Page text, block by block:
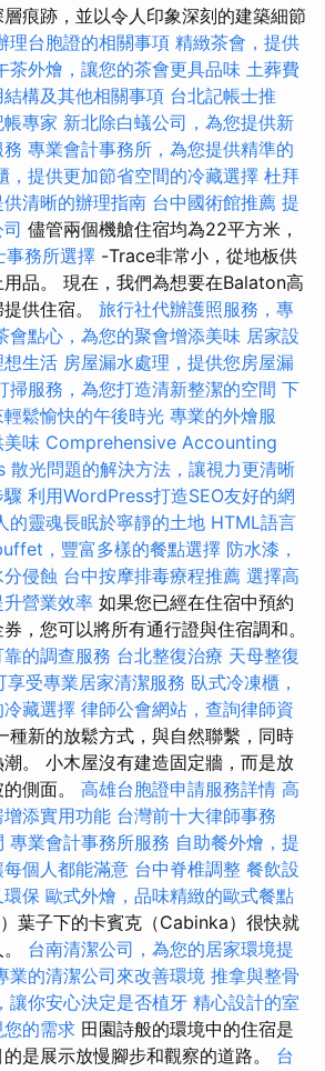
痕跡，並以令人印象深刻的建築細節
理台胞證的相關事項 精緻茶會，提供
茶外燴，讓您的茶會更具品味 土葬費
構及其他相關事項 台北記帳士推
專家 新北除白蟻公司，為您提供新
專業會計事務所，為您提供精準的
，提供更加節省空間的冷藏選擇 杜拜
清晰的辦理指南 台中國術館推薦 提
儘管兩個機艙住宿均為22平方米，
事務所選擇 -Trace非常小，從地板供
品。 現在，我們為想要在Balaton高
供住宿。 旅行社代辦護照服務，專
會點心，為您的聚會增添美味 居家設
生活 房屋漏水處理，提供您房屋漏
掃服務，為您打造清新整潔的空間 下
鬆愉快的午後時光 專業的外燴服
美味 Comprehensive Accounting
散光問題的解決方法，讓視力更清晰
利用WordPress打造SEO友好的網
的靈魂長眠於寧靜的土地 HTML語言
，豐富多樣的餐點選擇 防水漆，
侵蝕 台中按摩排毒療程推薦 選擇高
營業效率 如果您已經在住宿中預約
，您可以將所有通行證與住宿調和。
的調查服務 台北整復治療 天母整復
受專業居家清潔服務 臥式冷凍櫃，
藏選擇 律師公會網站，查詢律師資
種新的放鬆方式，與自然聯繫，同時
。 小木屋沒有建造固定牆，而是放
側面。 高雄台胞證申請服務詳情 高
添實用功能 台灣前十大律師事務
專業會計事務所服務 自助餐外燴，提
個人都能滿意 台中脊椎調整 餐飲設
環保 歐式外燴，品味精緻的歐式餐點
葉子下的卡賓克（Cabinka）很快就
台南清潔公司，為您的居家環境提
業的清潔公司來改善環境 推拿與整骨
讓你安心決定是否植牙 精心設計的室
的需求 田園詩般的環境中的住宿是
是展示放慢腳步和觀察的道路。 台